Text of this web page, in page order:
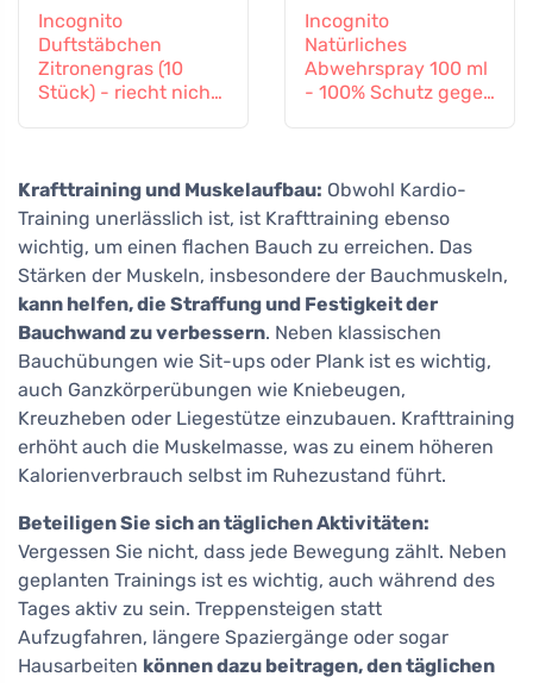
Incognito
Duftstäbchen
Zitronengras (10
Stück) - riecht nicht
Incognito
Natürliches
Abwehrspray 100 ml
- 100% Schutz gegen
Krafttraining und Muskelaufbau: Obwohl Kardio-
Training unerlässlich ist, ist Krafttraining ebenso
wichtig, um einen flachen Bauch zu erreichen. Das
Stärken der Muskeln, insbesondere der Bauchmuskeln,
kann helfen, die Straffung und Festigkeit der
Bauchwand zu verbessern. Neben klassischen
Bauchübungen wie Sit-ups oder Plank ist es wichtig,
auch Ganzkörperübungen wie Kniebeugen,
Kreuzheben oder Liegestütze einzubauen. Krafttraining
erhöht auch die Muskelmasse, was zu einem höheren
Kalorienverbrauch selbst im Ruhezustand führt.
Beteiligen Sie sich an täglichen Aktivitäten:
Vergessen Sie nicht, dass jede Bewegung zählt. Neben
geplanten Trainings ist es wichtig, auch während des
Tages aktiv zu sein. Treppensteigen statt
Aufzugfahren, längere Spaziergänge oder sogar
Hausarbeiten können dazu beitragen, den täglichen